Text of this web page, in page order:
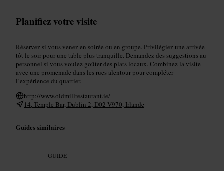
Planifiez votre visite
Réservez si vous venez en soirée ou en groupe. Privilégiez une arrivée
tôt le soir pour une table plus tranquille. Demandez des suggestions au
personnel si vous voulez goûter des plats locaux. Combinez la visite
avec une promenade dans les rues alentour pour compléter
l’expérience du quartier.
http://www.oldmillrestaurant.ie/
14, Temple Bar, Dublin 2, D02 V970, Irlande
Guides similaires
GUIDE